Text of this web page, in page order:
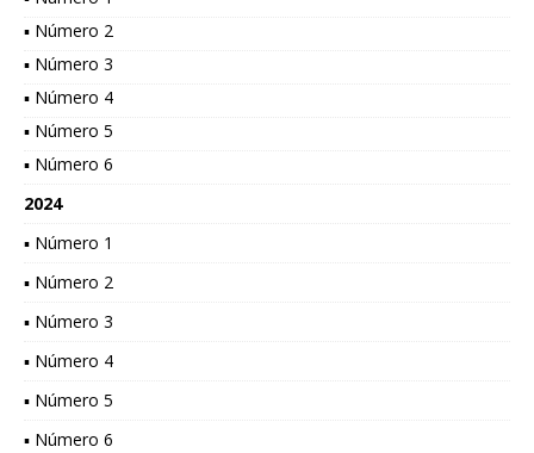
▪ Número 2
▪ Número 3
▪ Número 4
▪ Número 5
▪ Número 6
2024
▪ Número 1
▪ Número 2
▪ Número 3
▪ Número 4
▪ Número 5
▪ Número 6